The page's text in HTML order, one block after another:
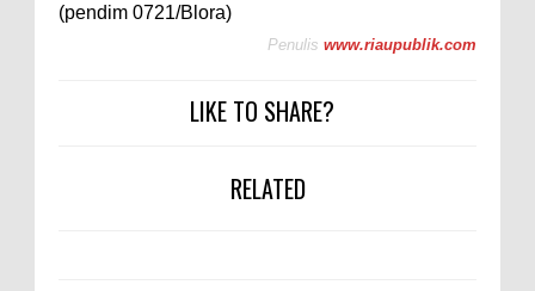
(pendim 0721/Blora)
Penulis www.riaupublik.com
LIKE TO SHARE?
RELATED